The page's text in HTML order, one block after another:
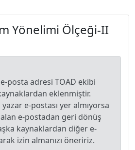
Yönelimi Ölçeği-II
posta adresi TOAD ekibi
eklenmiştir.
e-postası yer almıyorsa
e-postadan geri dönüş
kaynaklardan diğer e-
izin almanızı öneririz.